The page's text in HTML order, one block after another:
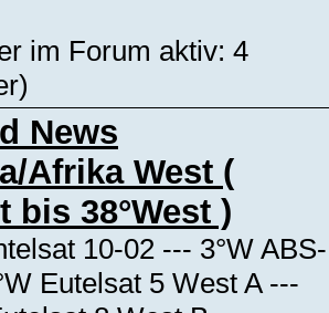
im Forum aktiv: 4
News
Afrika West (
bis 38°West )
10-02 --- 3°W ABS-
Eutelsat 5 West A ---